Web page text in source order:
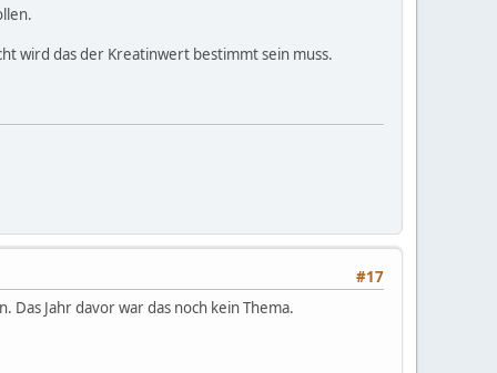
wird das der Kreatinwert bestimmt sein muss.
#17
Jahr davor war das noch kein Thema.